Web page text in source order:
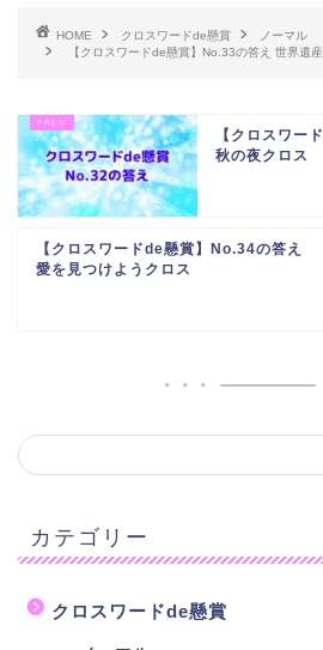
HOME クロスワードde懸賞
ノーマル
【クロスワードde懸賞】No.33の答え 世界遺
【クロスワー
秋の夜クロス
【クロスワードde懸賞】No.34の答え
愛を見つけようクロス
カテゴリー
クロスワードde懸賞